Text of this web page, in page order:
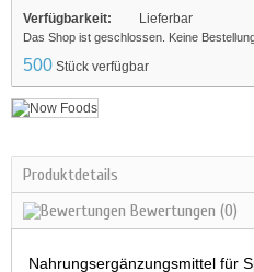
Verfügbarkeit: Lieferbar
Das Shop ist geschlossen. Keine
500 Stück verfügbar
Produktdetails
Bewertungen (0)
Nahrungsergänzungsmittel für